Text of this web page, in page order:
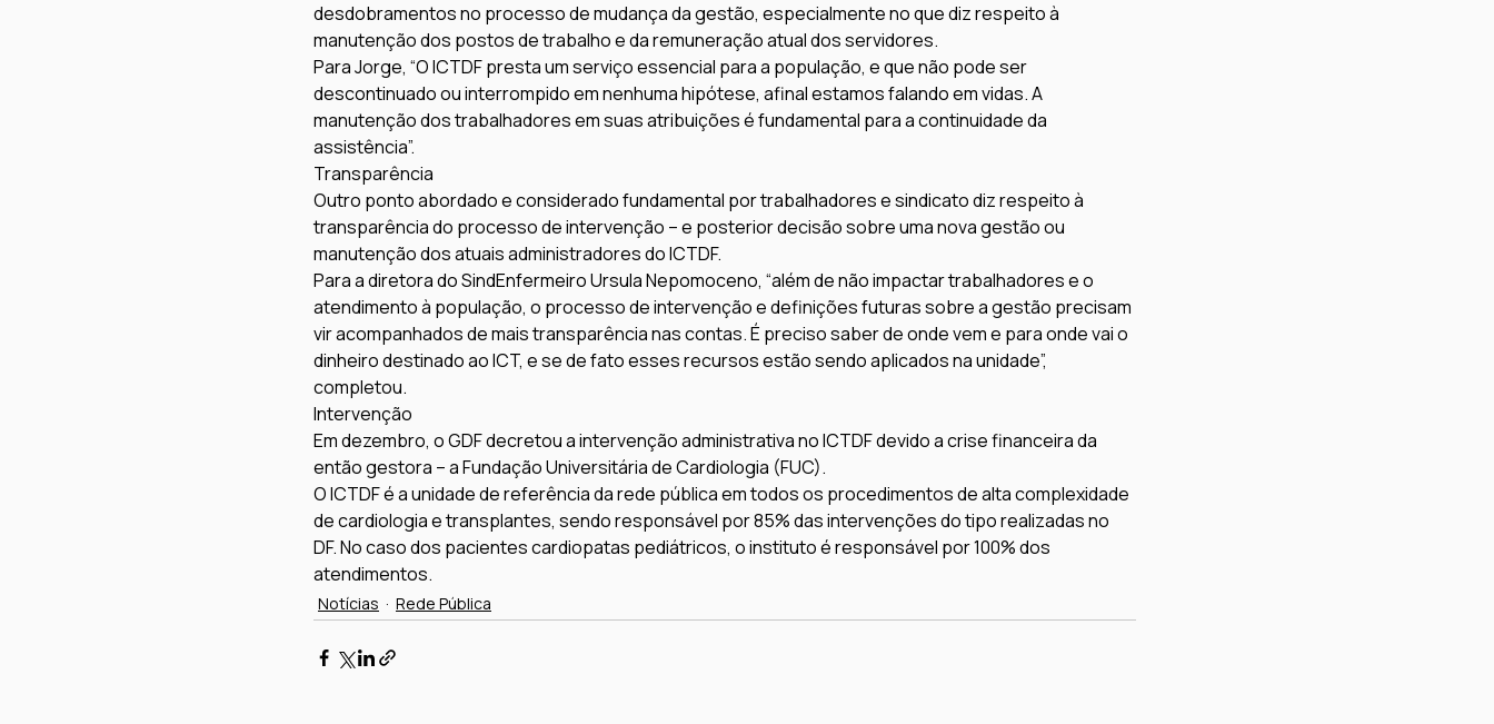
desdobramentos no processo de mudança da gestão, especialmente no que diz respeito à
manutenção dos postos de trabalho e da remuneração atual dos servidores.
Para Jorge, “O ICTDF presta um serviço essencial para a população, e que não pode ser
descontinuado ou interrompido em nenhuma hipótese, afinal estamos falando em vidas. A
manutenção dos trabalhadores em suas atribuições é fundamental para a continuidade da
assistência”.
Transparência
Outro ponto abordado e considerado fundamental por trabalhadores e sindicato diz respeito à
transparência do processo de intervenção – e posterior decisão sobre uma nova gestão ou
manutenção dos atuais administradores do ICTDF.
Para a diretora do SindEnfermeiro Ursula Nepomoceno, “além de não impactar trabalhadores e o
atendimento à população, o processo de intervenção e definições futuras sobre a gestão precisam
vir acompanhados de mais transparência nas contas. É preciso saber de onde vem e para onde vai o
dinheiro destinado ao ICT, e se de fato esses recursos estão sendo aplicados na unidade”,
completou.
Intervenção
Em dezembro, o GDF decretou a intervenção administrativa no ICTDF devido a crise financeira da
então gestora – a Fundação Universitária de Cardiologia (FUC).
O ICTDF é a unidade de referência da rede pública em todos os procedimentos de alta complexidade
de cardiologia e transplantes, sendo responsável por 85% das intervenções do tipo realizadas no
DF. No caso dos pacientes cardiopatas pediátricos, o instituto é responsável por 100% dos
atendimentos.
Notícias Rede Pública